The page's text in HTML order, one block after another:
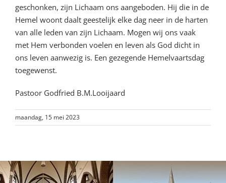
geschonken, zijn Lichaam ons aangeboden. Hij die in de
Hemel woont daalt geestelijk elke dag neer in de harten
van alle leden van zijn Lichaam. Mogen wij ons vaak
met Hem verbonden voelen en leven als God dicht in
ons leven aanwezig is. Een gezegende Hemelvaartsdag
toegewenst.
Pastoor Godfried B.M.Looijaard
maandag, 15 mei 2023